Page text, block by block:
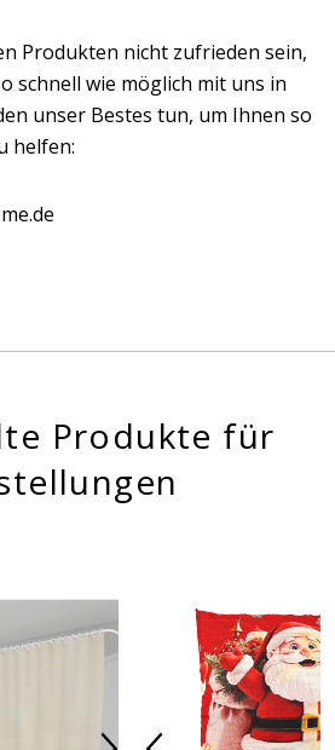
Produkten nicht zufrieden sein,
schnell wie möglich mit uns in
unser Bestes tun, um Ihnen so
helfen:
Produkte für